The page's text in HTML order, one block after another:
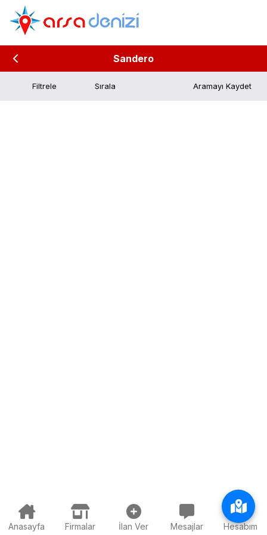
Sandero
Filtrele Aramayı Kaydet
Anasayfa Firmalar İlan Ver Mesajlar Hesabım